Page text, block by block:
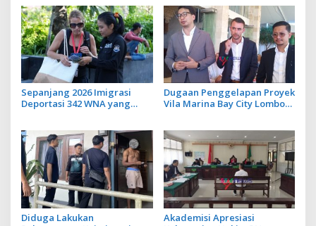
Sepanjang 2026 Imigrasi
Deportasi 342 WNA yang
Dugaan Penggelapan Proyek
Vila Marina Bay City Lombok,
Diduga Lakukan
Akademisi Apresiasi